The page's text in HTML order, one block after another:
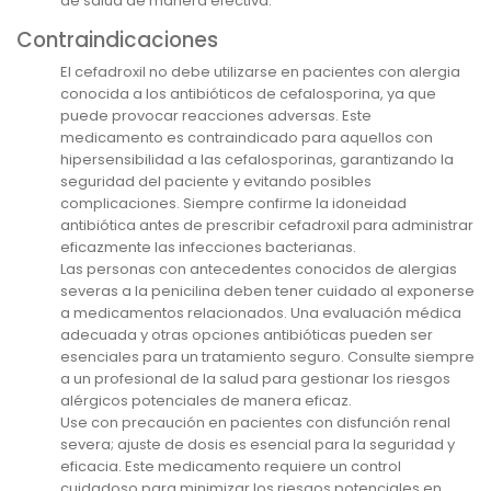
Contraindicaciones
El cefadroxil no debe utilizarse en pacientes con alergia
conocida a los antibióticos de cefalosporina, ya que
puede provocar reacciones adversas. Este
medicamento es contraindicado para aquellos con
hipersensibilidad a las cefalosporinas, garantizando la
seguridad del paciente y evitando posibles
complicaciones. Siempre confirme la idoneidad
antibiótica antes de prescribir cefadroxil para administrar
eficazmente las infecciones bacterianas.
Las personas con antecedentes conocidos de alergias
severas a la penicilina deben tener cuidado al exponerse
a medicamentos relacionados. Una evaluación médica
adecuada y otras opciones antibióticas pueden ser
esenciales para un tratamiento seguro. Consulte siempre
a un profesional de la salud para gestionar los riesgos
alérgicos potenciales de manera eficaz.
Use con precaución en pacientes con disfunción renal
severa; ajuste de dosis es esencial para la seguridad y
eficacia. Este medicamento requiere un control